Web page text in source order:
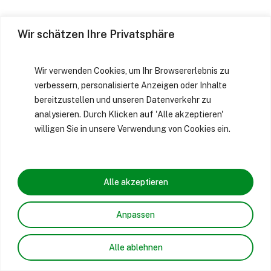
Wir schätzen Ihre Privatsphäre
Wir verwenden Cookies, um Ihr Browsererlebnis zu
verbessern, personalisierte Anzeigen oder Inhalte
bereitzustellen und unseren Datenverkehr zu
analysieren. Durch Klicken auf 'Alle akzeptieren'
willigen Sie in unsere Verwendung von Cookies ein.
Anpassen
Alle ablehnen
Alle akzeptieren